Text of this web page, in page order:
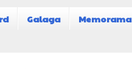
Galaga Memorama